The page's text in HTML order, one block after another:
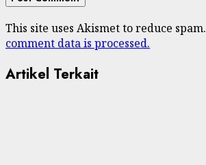
This site uses Akismet to reduce spam.
comment data is processed.
Artikel Terkait